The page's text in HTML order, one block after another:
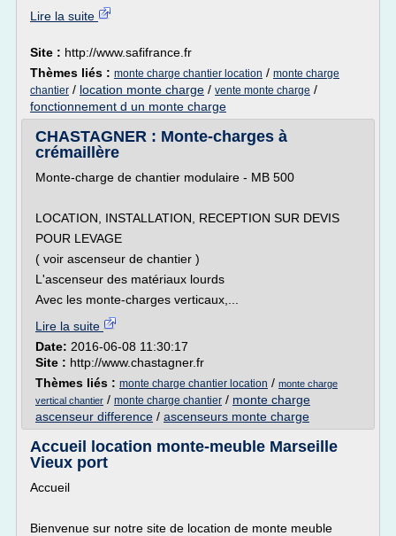
Lire la suite
Site : http://www.safifrance.fr
Thèmes liés : monte charge chantier location / monte charge
chantier / location monte charge / vente monte charge /
fonctionnement d un monte charge
CHASTAGNER : Monte-charges à
crémaillère
Monte-charge de chantier modulaire - MB 500
LOCATION, INSTALLATION, RECEPTION SUR DEVIS
POUR LEVAGE
( voir ascenseur de chantier )
L'ascenseur des matériaux lourds
Avec les monte-charges verticaux,...
Lire la suite
Date: 2016-06-08 11:30:17
Site : http://www.chastagner.fr
Thèmes liés : monte charge chantier location / monte charge
vertical chantier / monte charge chantier / monte charge
ascenseur difference / ascenseurs monte charge
Accueil location monte-meuble Marseille
Vieux port
Accueil
Bienvenue sur notre site de location de monte meuble